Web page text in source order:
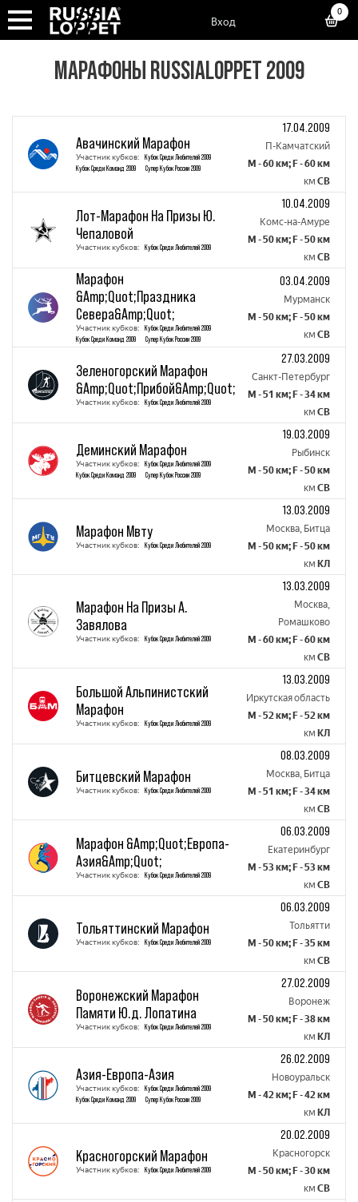
Вход
0
МАРАФОНЫ RUSSIALOPPET 2009
Авачинский Марафон
Участник кубков: Кубок Среди Любителей 2009
Кубок Среди Команд 2009
Супер Кубок России 2009
17.04.2009
П-Камчатский
M - 60 км; F - 60 км
км СВ
Лот-Марафон На Призы Ю.
Чепаловой
Участник кубков: Кубок Среди Любителей 2009
10.04.2009
Комс-на-Амуре
M - 50 км; F - 50 км
км СВ
Марафон
&Amp;Quot;Праздника
Севера&Amp;Quot;
Участник кубков: Кубок Среди Любителей 2009
Кубок Среди Команд 2009
Супер Кубок России 2009
03.04.2009
Мурманск
M - 50 км; F - 50 км
км СВ
Зеленогорский Марафон
&Amp;Quot;Прибой&Amp;Quot;
Участник кубков: Кубок Среди Любителей 2009
27.03.2009
Санкт-Петербург
M - 51 км; F - 34 км
км СВ
Деминский Марафон
Участник кубков: Кубок Среди Любителей 2009
Кубок Среди Команд 2009
Супер Кубок России 2009
19.03.2009
Рыбинск
M - 50 км; F - 50 км
км СВ
Марафон Мвту
Участник кубков: Кубок Среди Любителей 2009
13.03.2009
Москва, Битца
M - 50 км; F - 50 км
км КЛ
Марафон На Призы А.
Завялова
Участник кубков: Кубок Среди Любителей 2009
13.03.2009
Москва,
Ромашково
M - 60 км; F - 60 км
км СВ
Большой Альпинистский
Марафон
Участник кубков: Кубок Среди Любителей 2009
13.03.2009
Иркутская область
M - 52 км; F - 52 км
км КЛ
Битцевский Марафон
Участник кубков: Кубок Среди Любителей 2009
08.03.2009
Москва, Битца
M - 51 км; F - 34 км
км СВ
Марафон &Amp;Quot;Европа-
Азия&Amp;Quot;
Участник кубков: Кубок Среди Любителей 2009
06.03.2009
Екатеринбург
M - 53 км; F - 53 км
км СВ
Тольяттинский Марафон
Участник кубков: Кубок Среди Любителей 2009
06.03.2009
Тольятти
M - 50 км; F - 35 км
км СВ
Воронежский Марафон
Памяти Ю.д. Лопатина
Участник кубков: Кубок Среди Любителей 2009
27.02.2009
Воронеж
M - 50 км; F - 38 км
км КЛ
Азия-Европа-Азия
Участник кубков: Кубок Среди Любителей 2009
Кубок Среди Команд 2009
Супер Кубок России 2009
26.02.2009
Новоуральск
M - 42 км; F - 42 км
км КЛ
Красногорский Марафон
Участник кубков: Кубок Среди Любителей 2009
20.02.2009
Красногорск
M - 50 км; F - 30 км
км СВ